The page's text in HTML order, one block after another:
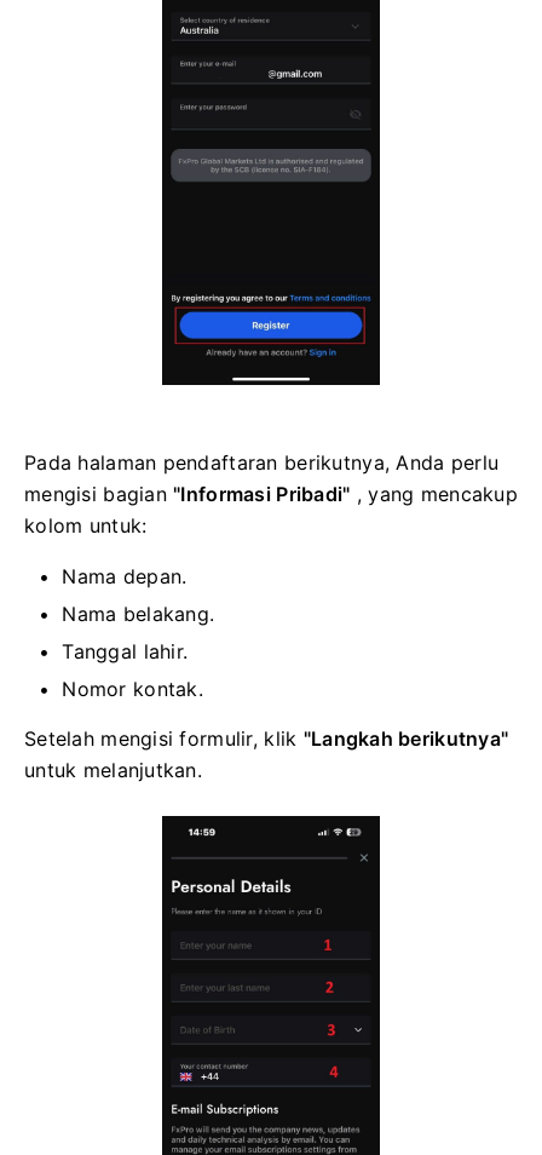
Pada halaman pendaftaran berikutnya, Anda perlu
mengisi bagian "Informasi Pribadi" , yang mencakup
kolom untuk:
Nama depan.
Nama belakang.
Tanggal lahir.
Nomor kontak.
Setelah mengisi formulir, klik "Langkah berikutnya"
untuk melanjutkan.